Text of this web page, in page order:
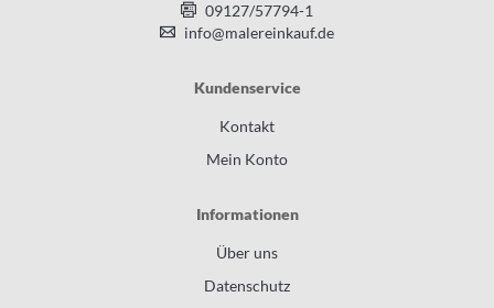
09127/57794-1
info@malereinkauf.de
Kundenservice
Kontakt
Mein Konto
Informationen
Über uns
Datenschutz